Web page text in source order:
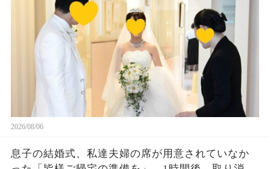
大量着信が…w
2026/08/06
息子の結婚式、私達夫婦の席が用意されていなか